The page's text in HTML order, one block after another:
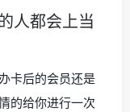
人都会上当
卡后的会员还是
的给你进行一次